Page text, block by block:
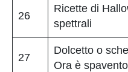
26
Ricette di
spettrali
27
Dolcetto o
Ora è